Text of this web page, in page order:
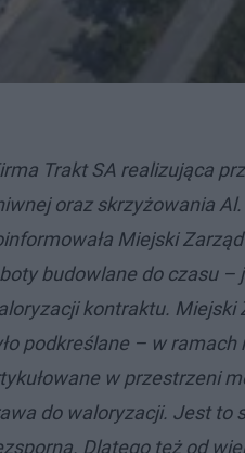
Trakt SA realizująca
oraz skrzyżowania
Miejski
budowlane do czasu –
kontraktu. Miejski
podkreślane – w
w przestrzeni
do waloryzacji. Jest to
Dlatego też od